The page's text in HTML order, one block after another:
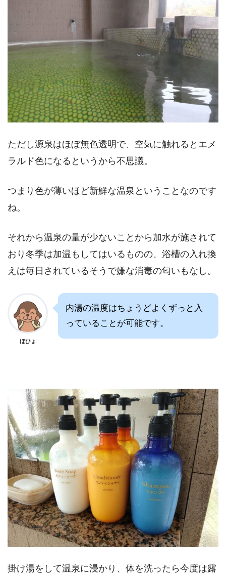
ただし源泉はほぼ無色透明で、空気に触れるとエメ
ラルド色になるというから不思議。
つまり色が薄いほど新鮮な温泉ということなのです
ね。
それから温泉の量が少ないことから加水が施されて
おり冬季は加温もしてはいるものの、浴槽の入れ換
えは毎日されているそうで嫌な消毒の匂いもなし。
ほひょ
内湯の温度はちょうどよくずっと入
っていることが可能です。
掛け湯をして温泉に浸かり、体を洗ったら今度は露